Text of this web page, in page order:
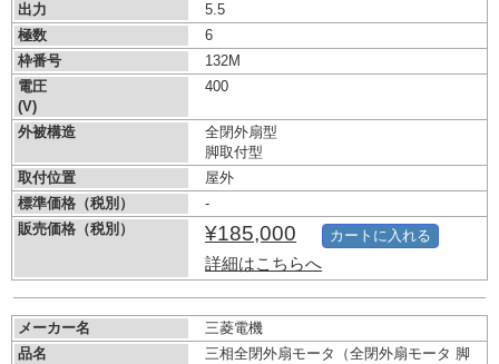
出力
5.5
極数
6
枠番号
132M
電圧
(V)
400
外被構造
全閉外扇型
脚取付型
取付位置
屋外
標準価格（税別）
-
販売価格（税別）
¥185,000
詳細はこちらへ
カートに入れる
メーカー名
三菱電機
品名
三相全閉外扇モータ（全閉外扇モータ 脚